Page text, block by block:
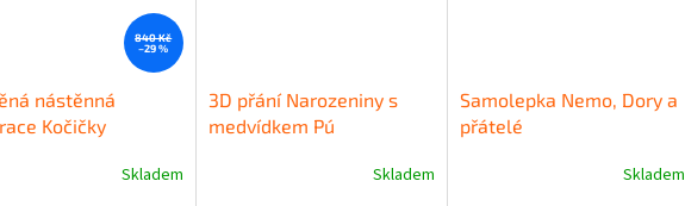
840 Kč
–29 %
nástěnná
Kočičky
Skladem
3D přání Narozeniny s
medvídkem Pú
Skladem
Samolepka Nemo, Dory a
přátelé
Skladem